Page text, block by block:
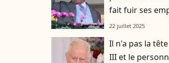
fait fuir ses
22 juillet 2025
Il n'a pas la
III et le